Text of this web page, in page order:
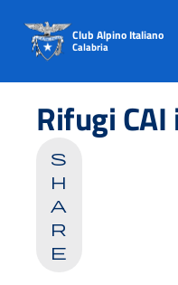
content
Club Alpino Italiano
Calabria
Rifugi
s
h
a
r
e